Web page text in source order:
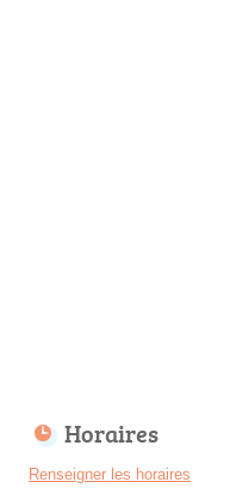
Horaires
Renseigner les horaires